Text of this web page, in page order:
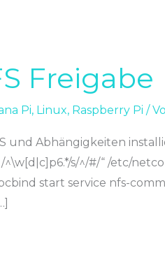
Freigabe
Pi, Linux, Raspberry Pi /
und Abhängigkeiten
^\w[d|c]p6.*/s/^/#/“ /etc/
start service nfs-